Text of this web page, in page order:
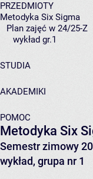
PRZEDMIOTY
Metodyka Six Sigma
Plan zajęć w 24/25-Z
wykład gr.1
STUDIA
AKADEMIKI
POMOC
Metodyka Six
Semestr zimowy
wykład, grupa nr 1